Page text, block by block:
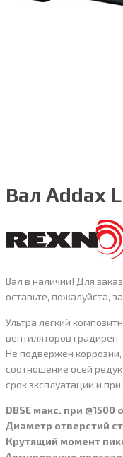
Вал Addax
Вал в наличии! Для
оставьте, пожалуйста,
Ультра легкий
вентиляторов
Не подвержен
соотношение осей
срок эксплуатации и
DBSE макс. при @1500
Диаметр отверстий
Крутящий момент